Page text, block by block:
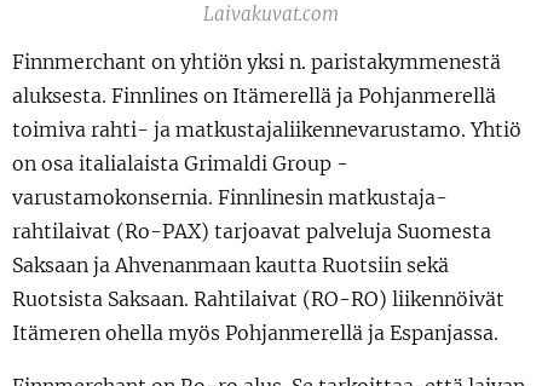
Laivakuvat.com
Finnmerchant on yhtiön yksi n. paristakymmenestä
aluksesta. Finnlines on Itämerellä ja Pohjanmerellä
toimiva rahti- ja matkustajaliikennevarustamo. Yhtiö
on osa italialaista Grimaldi Group -
varustamokonsernia. Finnlinesin matkustaja-
rahtilaivat (Ro-PAX) tarjoavat palveluja Suomesta
Saksaan ja Ahvenanmaan kautta Ruotsiin sekä
Ruotsista Saksaan. Rahtilaivat (RO-RO) liikennöivät
Itämeren ohella myös Pohjanmerellä ja Espanjassa.